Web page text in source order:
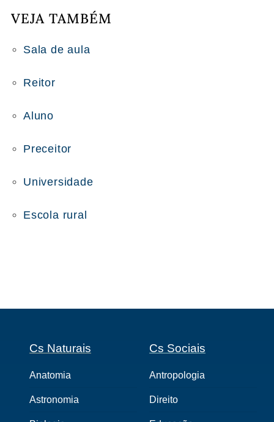
VEJA TAMBÉM
Sala de aula
Reitor
Aluno
Preceitor
Universidade
Escola rural
Cs Naturais
Anatomia
Astronomia
Cs Sociais
Antropologia
Direito